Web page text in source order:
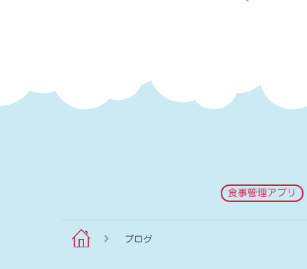
食事管理アプリ
ブログ